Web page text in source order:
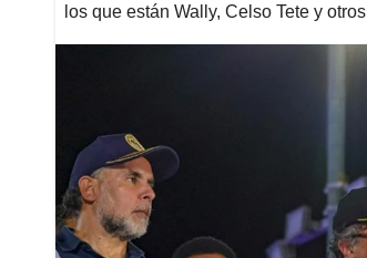
los que están Wally, Celso Tete y otros